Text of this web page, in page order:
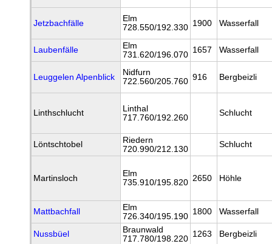
Jetzbachfälle
Elm
728.550/192.330 1900 Wasserfall
Laubenfälle
Elm
731.620/196.070
1657 Wasserfall
Leuggelen Alpenblick
Nidfurn
722.560/205.760 916 Bergbeizli
Linthschlucht
Linthal
717.760/192.260
Schlucht
Löntschtobel
Riedern
720.990/212.130
Schlucht
Martinsloch
Elm
735.910/195.820 2650 Höhle
Mattbachfall
Elm
726.340/195.190
1800 Wasserfall
Nussbüel
Braunwald
717.780/198.220
1263 Bergbeizli